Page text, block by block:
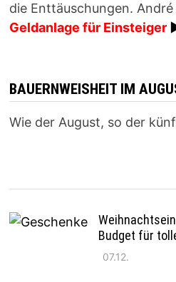
die Enttäuschungen.
Geldanlage für Einsteiger
BAUERNWEISHEIT IM
Wie der August, so der
Budget für
07.12.